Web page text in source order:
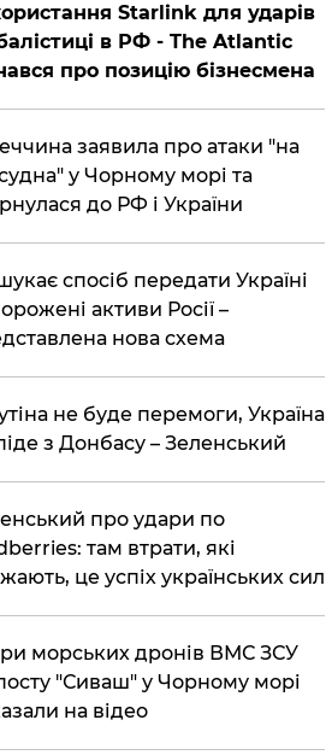
Starlink для ударів
в РФ - The Atlantic
про позицію бізнесмена
заявила про атаки "на
судна" у Чорному морі та
до РФ і України
спосіб передати Україні
активи Росії –
​​нова схема
не буде перемоги, Україна
з Донбасу – Зеленський
про удари по
там втрати, які
це успіх українських сил
морських дронів ВМС ЗСУ
"Сиваш" у Чорному морі
на відео